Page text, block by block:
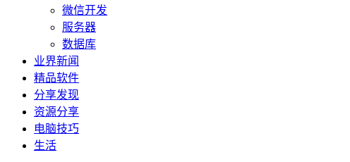
微信开发
服务器
数据库
业界新闻
精品软件
分享发现
资源分享
电脑技巧
生活